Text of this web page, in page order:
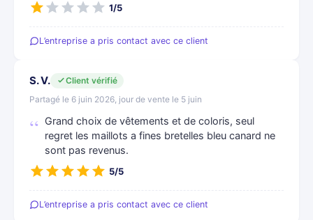
1/5
L’entreprise a pris contact avec ce client
S. V.
Client vérifié
Partagé le 6 juin 2026, jour de vente le 5 juin
Grand choix de vêtements et de coloris, seul
regret les maillots a fines bretelles bleu canard ne
sont pas revenus.
5/5
L’entreprise a pris contact avec ce client